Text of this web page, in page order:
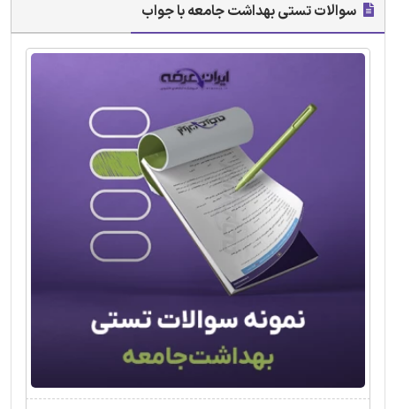
سوالات تستی بهداشت جامعه با جواب